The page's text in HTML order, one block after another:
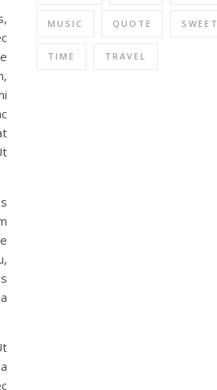
MUSIC QUOTE SWEET
TIME TRAVEL